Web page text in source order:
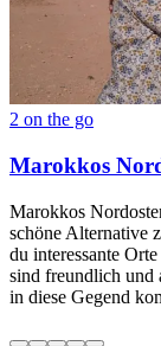
2 on the go
Marokkos
Marokkos
schöne Alternative
du interessante
sind freundlich und
in diese Gegend